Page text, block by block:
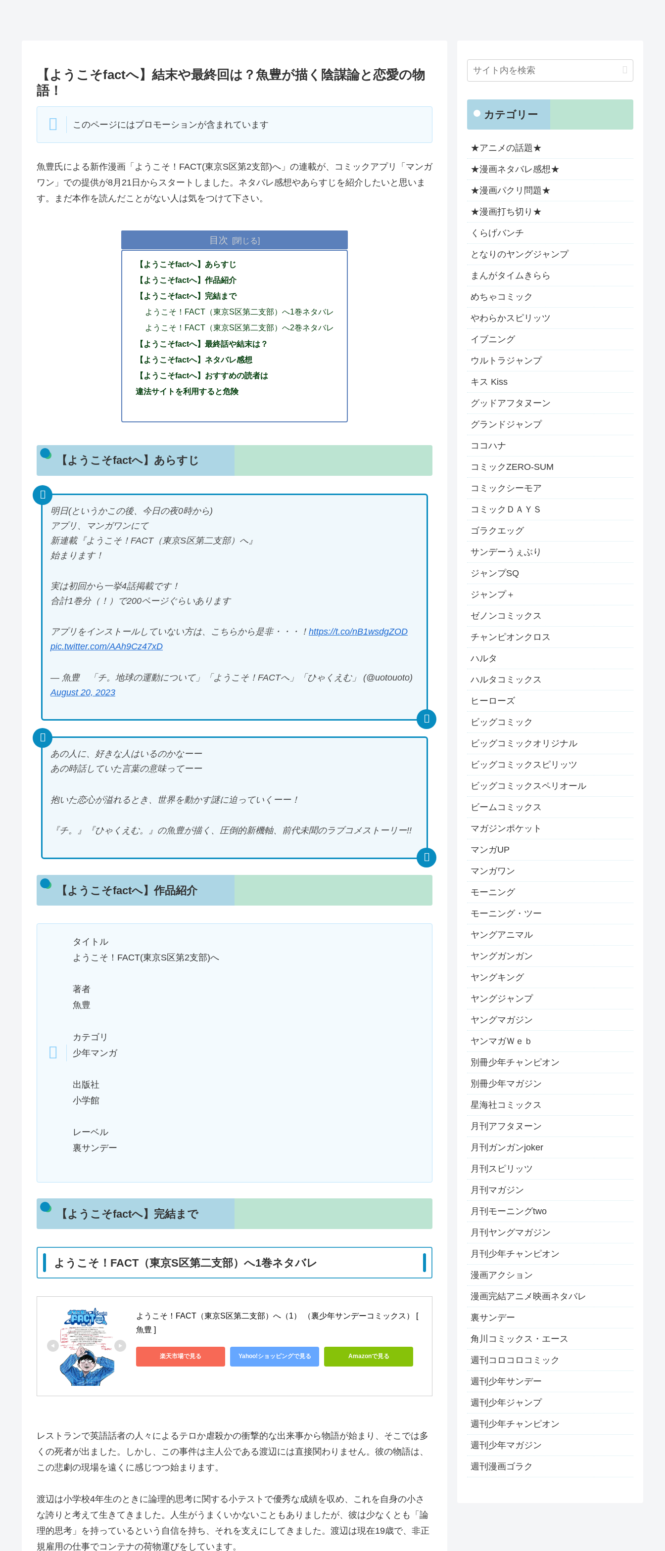
【ようこそfactへ】結末や最終回は？魚豊が描く陰謀論と恋愛の物
語！
このページにはプロモーションが含まれています
魚豊氏による新作漫画「ようこそ！FACT(東京S区第2支部)へ」の連載が、コミックアプリ「マンガ
ワン」での提供が8月21日からスタートしました。ネタバレ感想やあらすじを紹介したいと思いま
す。まだ本作を読んだことがない人は気をつけて下さい。
目次
【ようこそfactへ】あらすじ
【ようこそfactへ】作品紹介
【ようこそfactへ】完結まで
ようこそ！FACT（東京S区第二支部）へ1巻ネタバレ
ようこそ！FACT（東京S区第二支部）へ2巻ネタバレ
【ようこそfactへ】最終話や結末は？
【ようこそfactへ】ネタバレ感想
【ようこそfactへ】おすすめの読者は
違法サイトを利用すると危険
【ようこそfactへ】あらすじ
明日(というかこの後、今日の夜0時から)
アプリ、マンガワンにて
新連載『ようこそ！FACT（東京S区第二支部）へ』
始まります！
実は初回から一挙4話掲載です！
合計1巻分（！）で200ページぐらいあります
アプリをインストールしていない方は、こちらから是非・・・！ https://t.co/nB1wsdgZOD
pic.twitter.com/AAh9Cz47xD
— 魚豊 「チ。地球の運動について」「ようこそ！FACTへ」「ひゃくえむ」 (@uotouoto)
August 20, 2023
あの人に、好きな人はいるのかなーー
あの時話していた言葉の意味ってーー
抱いた恋心が溢れるとき、世界を動かす謎に迫っていくーー！
『チ。』『ひゃくえむ。』の魚豊が描く、圧倒的新機軸、前代未聞のラブコメストーリー!!
【ようこそfactへ】作品紹介
タイトル
ようこそ！FACT(東京S区第2支部)へ
著者
魚豊
カテゴリ
少年マンガ
出版社
小学館
レーベル
裏サンデー
【ようこそfactへ】完結まで
ようこそ！FACT（東京S区第二支部）へ1巻ネタバレ
ようこそ！FACT（東京S区第二支部）へ（1） （裏少年サンデーコミックス） [
魚豊 ]
楽天市場で見る Yahoo!ショッピングで見る Amazonで見る
レストランで英語話者の人々によるテロか虐殺かの衝撃的な出来事から物語が始まり、そこでは多
くの死者が出ました。しかし、この事件は主人公である渡辺には直接関わりません。彼の物語は、
この悲劇の現場を遠くに感じつつ始まります。
渡辺は小学校4年生のときに論理的思考に関する小テストで優秀な成績を収め、これを自身の小さ
な誇りと考えて生きてきました。人生がうまくいかないこともありましたが、彼は少なくとも「論
理的思考」を持っているという自信を持ち、それを支えにしてきました。渡辺は現在19歳で、非正
規雇用の仕事でコンテナの荷物運びをしています。
カテゴリー
★アニメの話題★
★漫画ネタバレ感想★
★漫画パクリ問題★
★漫画打ち切り★
くらげバンチ
となりのヤングジャンプ
まんがタイムきらら
めちゃコミック
やわらかスピリッツ
イブニング
ウルトラジャンプ
キス Kiss
グッドアフタヌーン
グランドジャンプ
ココハナ
コミックZERO-SUM
コミックシーモア
コミックＤＡＹＳ
ゴラクエッグ
サンデーうぇぶり
ジャンプSQ
ジャンプ＋
ゼノンコミックス
チャンピオンクロス
ハルタ
ハルタコミックス
ヒーローズ
ビッグコミック
ビッグコミックオリジナル
ビッグコミックスピリッツ
ビッグコミックスペリオール
ビームコミックス
マガジンポケット
マンガUP
マンガワン
モーニング
モーニング・ツー
ヤングアニマル
ヤングガンガン
ヤングキング
ヤングジャンプ
ヤングマガジン
ヤンマガＷｅｂ
別冊少年チャンピオン
別冊少年マガジン
星海社コミックス
月刊アフタヌーン
月刊ガンガンjoker
月刊スピリッツ
月刊マガジン
月刊モーニングtwo
月刊ヤングマガジン
月刊少年チャンピオン
漫画アクション
漫画完結アニメ映画ネタバレ
裏サンデー
角川コミックス・エース
週刊コロコロコミック
週刊少年サンデー
週刊少年ジャンプ
週刊少年チャンピオン
週刊少年マガジン
週刊漫画ゴラク